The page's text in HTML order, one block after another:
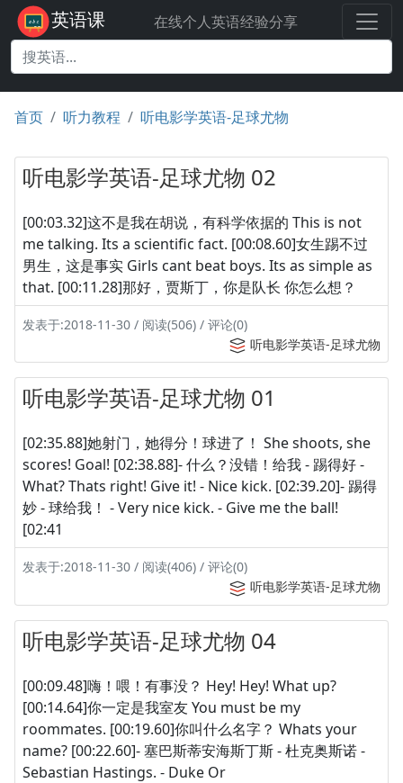
英语课 在线个人英语经验分享
首页 听力教程 听电影学英语-足球尤物
听电影学英语-足球尤物 02
[00:03.32]这不是我在胡说，有科学依据的 This is not
me talking. Its a scientific fact. [00:08.60]女生踢不过
男生，这是事实 Girls cant beat boys. Its as simple as
that. [00:11.28]那好，贾斯丁，你是队长 你怎么想？
发表于:2018-11-30 / 阅读(506) / 评论(0)
听电影学英语-足球尤物
听电影学英语-足球尤物 01
[02:35.88]她射门，她得分！球进了！ She shoots, she
scores! Goal! [02:38.88]- 什么？没错！给我 - 踢得好 -
What? Thats right! Give it! - Nice kick. [02:39.20]- 踢得
妙 - 球给我！ - Very nice kick. - Give me the ball!
[02:41
发表于:2018-11-30 / 阅读(406) / 评论(0)
听电影学英语-足球尤物
听电影学英语-足球尤物 04
[00:09.48]嗨！喂！有事没？ Hey! Hey! What up?
[00:14.64]你一定是我室友 You must be my
roommates. [00:19.60]你叫什么名字？ Whats your
name? [00:22.60]- 塞巴斯蒂安海斯丁斯 - 杜克奥斯诺 -
Sebastian Hastings. - Duke Or